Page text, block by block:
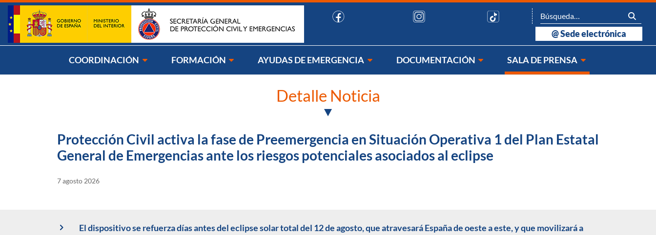
Saltar al contenido
@Sede electrónica
COORDINACIÓN FORMACIÓN AYUDAS DE EMERGENCIA DOCUMENTACIÓN SALA DE PRENSA
Detalle Noticia
Protección Civil activa la fase de Preemergencia en Situación Operativa 1 del Plan Estatal
General de Emergencias ante los riesgos potenciales asociados al eclipse
7 agosto 2026
El dispositivo se refuerza días antes del eclipse solar total del 12 de agosto, que atravesará España de oeste a este, y que movilizará a